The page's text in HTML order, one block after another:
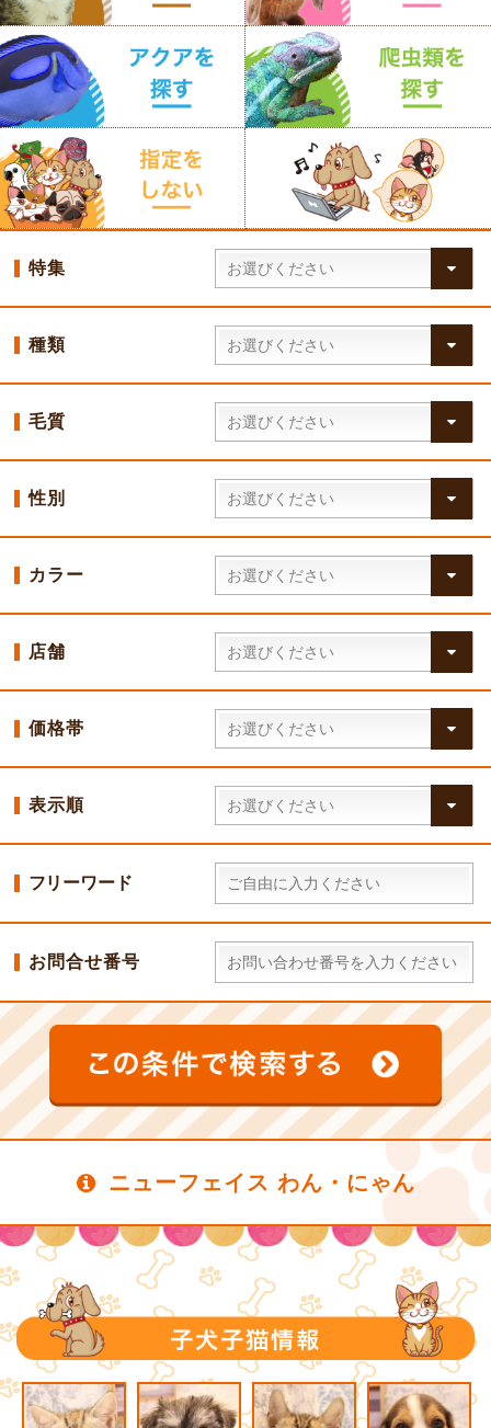
特集
種類
毛質
性別
カラー
店舗
価格帯
表示順
フリーワード
お問合せ番号
ニューフェイス わん・にゃん